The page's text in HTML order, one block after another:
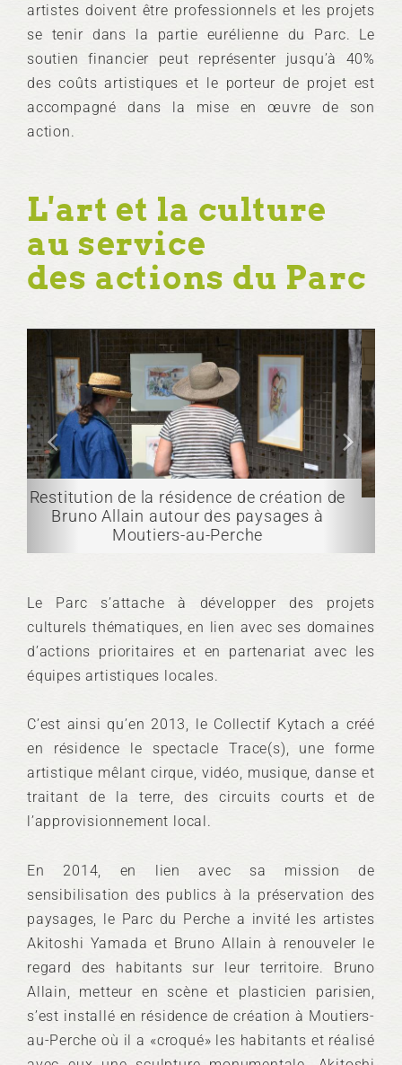
artistes doivent être professionnels et les projets
se tenir dans la partie eurélienne du Parc. Le
soutien financier peut représenter jusqu’à 40%
des coûts artistiques et le porteur de projet est
accompagné dans la mise en œuvre de son
action.
L'art et la culture
au service
des actions du Parc
126 Paysages, polyptyque d'Akistoshi
Yamada sur les 126 communes du Parc
Le Parc s’attache à développer des projets
culturels thématiques, en lien avec ses domaines
d’actions prioritaires et en partenariat avec les
équipes artistiques locales.
C’est ainsi qu’en 2013, le Collectif Kytach a créé
en résidence le spectacle Trace(s), une forme
artistique mêlant cirque, vidéo, musique, danse et
traitant de la terre, des circuits courts et de
l’approvisionnement local.
En 2014, en lien avec sa mission de
sensibilisation des publics à la préservation des
paysages, le Parc du Perche a invité les artistes
Akitoshi Yamada et Bruno Allain à renouveler le
regard des habitants sur leur territoire. Bruno
Allain, metteur en scène et plasticien parisien,
s’est installé en résidence de création à Moutiers-
au-Perche où il a «croqué» les habitants et réalisé